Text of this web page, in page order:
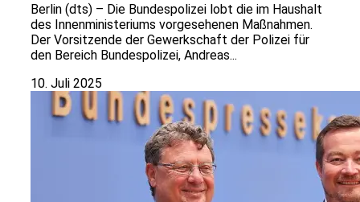
Berlin (dts) – Die Bundespolizei lobt die im Haushalt
des Innenministeriums vorgesehenen Maßnahmen.
Der Vorsitzende der Gewerkschaft der Polizei für
den Bereich Bundespolizei, Andreas...
10. Juli 2025